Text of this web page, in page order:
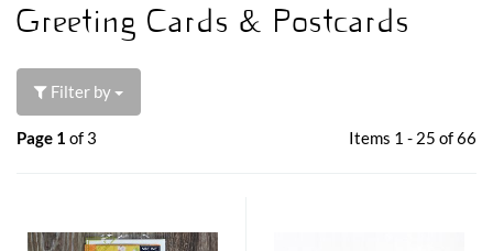
Greeting Cards & Postcards
Filter by
Page 1 of 3 Items 1 - 25 of 66